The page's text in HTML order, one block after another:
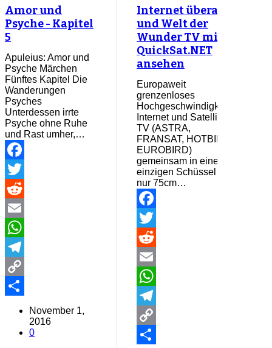
Amor und
Psyche - Kapitel
5
Apuleius: Amor und
Psyche Märchen
Fünftes Kapitel Die
Wanderungen
Psyches
Unterdessen irrte
Psyche ohne Ruhe
und Rast umher,…
Facebook
Twitter
Reddit
Email
WhatsApp
Telegram
Copy
Share
November 1,
2016
0
Internet überall
und Welt der
Wunder TV mit
QuickSat.NET
ansehen
Europaweit
grenzenloses
Hochgeschwindigkeits-
Internet und Satelliten
TV (ASTRA,
FRANSAT, HOTBIRD,
EUROBIRD)
gemeinsam in einer
einzigen Schüssel mit
nur 75cm…
Facebook
Twitter
Reddit
Email
WhatsApp
Telegram
Copy